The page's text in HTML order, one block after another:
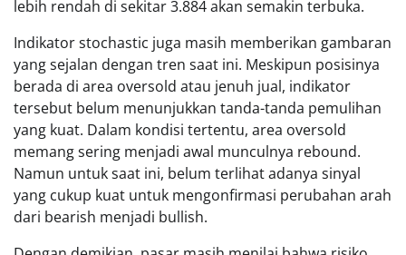
lebih rendah di sekitar 3.884 akan semakin terbuka.
Indikator stochastic juga masih memberikan gambaran
yang sejalan dengan tren saat ini. Meskipun posisinya
berada di area oversold atau jenuh jual, indikator
tersebut belum menunjukkan tanda-tanda pemulihan
yang kuat. Dalam kondisi tertentu, area oversold
memang sering menjadi awal munculnya rebound.
Namun untuk saat ini, belum terlihat adanya sinyal
yang cukup kuat untuk mengonfirmasi perubahan arah
dari bearish menjadi bullish.